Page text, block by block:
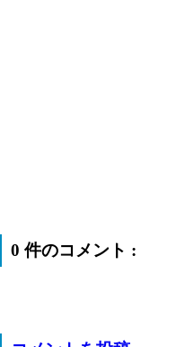
0 件のコメント :